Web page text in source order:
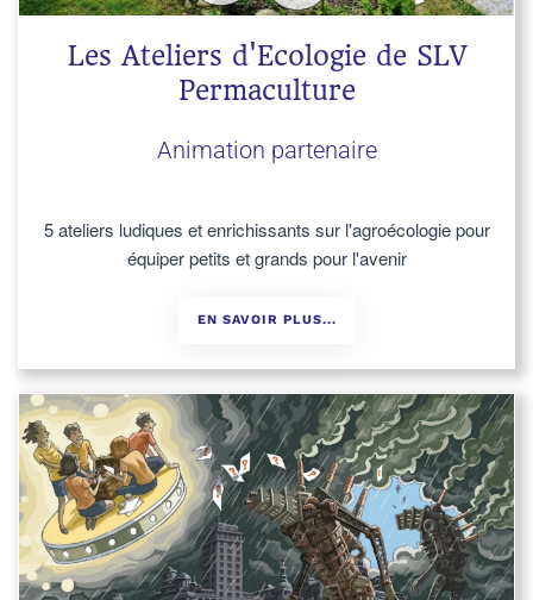
Les Ateliers d'Ecologie de SLV
Permaculture
Animation partenaire
5 ateliers ludiques et enrichissants sur l'agroécologie pour
équiper petits et grands pour l'avenir
EN SAVOIR PLUS...